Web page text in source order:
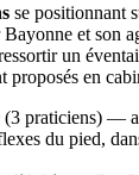
se positionnant
et son
un
proposés en
(3 praticiens) —
du pied,